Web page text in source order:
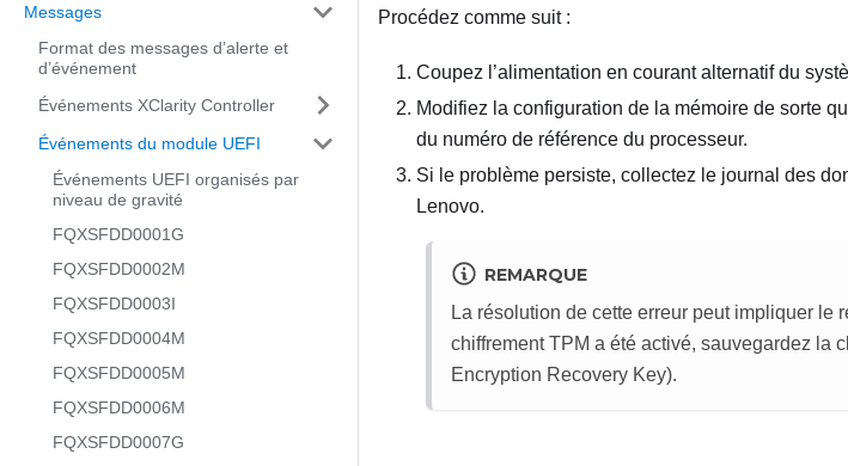
Messages
Format des messages d’alerte et
d’événement
Événements XClarity Controller
Événements du module UEFI
Événements UEFI organisés par
niveau de gravité
FQXSFDD0001G
FQXSFDD0002M
FQXSFDD0003I
FQXSFDD0004M
FQXSFDD0005M
FQXSFDD0006M
FQXSFDD0007G
Procédez comme suit :
Coupez l’alimentation en courant alternatif du
Modifiez la configuration de la mémoire de sorte
du numéro de référence du processeur.
Si le problème persiste, collectez le journal des
Lenovo.
REMARQUE
La résolution de cette erreur peut impliquer le
chiffrement TPM a été activé, sauvegardez la
Encryption Recovery Key).